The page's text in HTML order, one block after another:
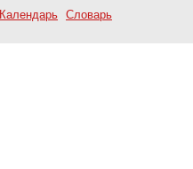
Календарь Словарь